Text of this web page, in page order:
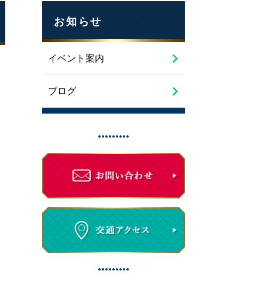
お知らせ
イベント案内
ブログ